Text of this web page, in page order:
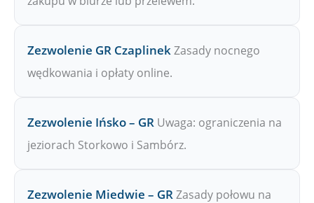
Zezwolenie GR CzaplinekZasady nocnego
wędkowania i opłaty online.
Zezwolenie Ińsko – GR Uwaga: ograniczenia na
jeziorach Storkowo i Sambórz.
Zezwolenie Miedwie – GRZasady połowu na